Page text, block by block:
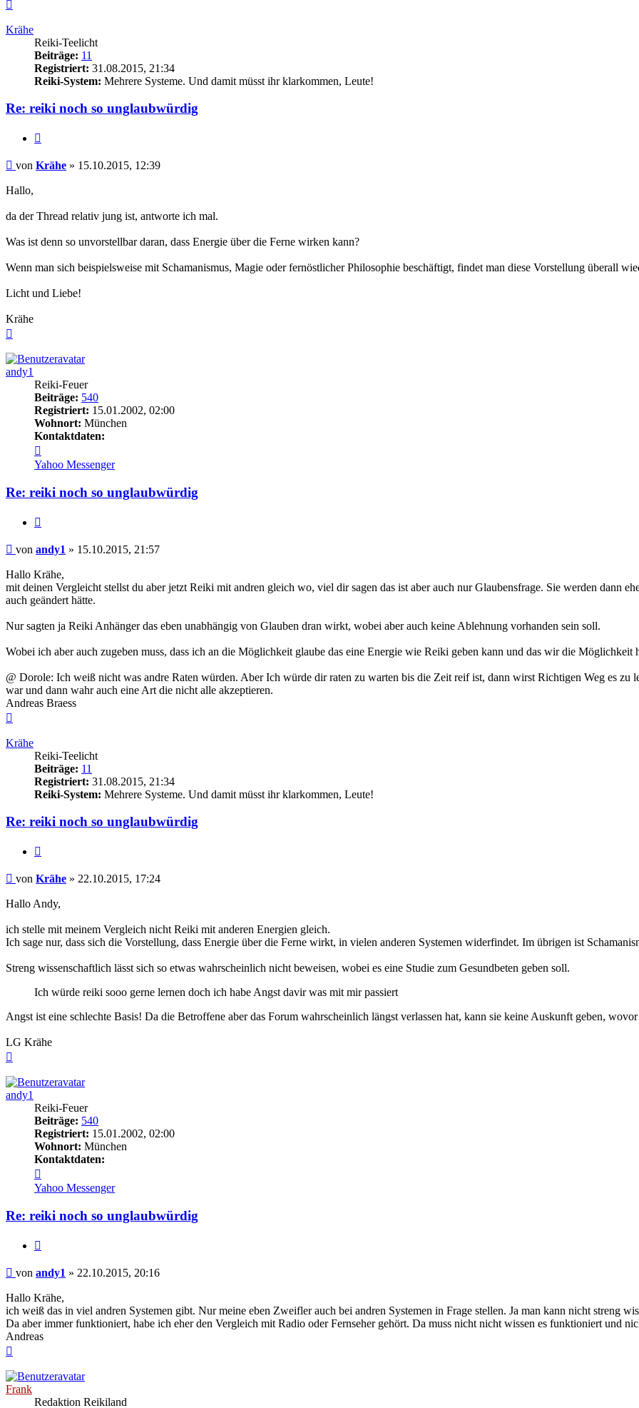
Krähe
Reiki-Teelicht
Beiträge: 11
Registriert: 31.08.2015, 21:34
Reiki-System: Mehrere Systeme. Und damit müsst ihr klarkommen, Leute!
Re: reiki noch so unglaubwürdig
Beitrag
von Krähe » 15.10.2015, 12:39
Hallo,
da der Thread relativ jung ist, antworte ich mal.
Was ist denn so unvorstellbar daran, dass Energie über die Ferne wirken kann?
Wenn man sich beispielsweise mit Schamanismus, Magie oder fernöstlicher Philosophie beschäftigt, findet man diese Vorstellung überall
Licht und Liebe!
Krähe
andy1
Reiki-Feuer
Beiträge: 540
Registriert: 15.01.2002, 02:00
Wohnort: München
Kontaktdaten:
von
andy1
Yahoo Messenger
Re: reiki noch so unglaubwürdig
Beitrag
von andy1 » 15.10.2015, 21:57
Hallo Krähe,
mit deinen Vergleicht stellst du aber jetzt Reiki mit andren gleich wo, viel dir sagen das ist aber auch nur Glaubensfrage. Sie werden dann
auch geändert hätte.
Nur sagten ja Reiki Anhänger das eben unabhängig von Glauben dran wirkt, wobei aber auch keine Ablehnung vorhanden sein soll.
Wobei ich aber auch zugeben muss, dass ich an die Möglichkeit glaube das eine Energie wie Reiki geben kann und das wir die Möglichkeit
@ Dorole: Ich weiß nicht was andre Raten würden. Aber Ich würde dir raten zu warten bis die Zeit reif ist, dann wirst Richtigen Weg es
war und dann wahr auch eine Art die nicht alle akzeptieren.
Andreas Braess
Krähe
Reiki-Teelicht
Beiträge: 11
Registriert: 31.08.2015, 21:34
Reiki-System: Mehrere Systeme. Und damit müsst ihr klarkommen, Leute!
Re: reiki noch so unglaubwürdig
Beitrag
von Krähe » 22.10.2015, 17:24
Hallo Andy,
ich stelle mit meinem Vergleich nicht Reiki mit anderen Energien gleich.
Ich sage nur, dass sich die Vorstellung, dass Energie über die Ferne wirkt, in vielen anderen Systemen widerfindet. Im übrigen ist
Streng wissenschaftlich lässt sich so etwas wahrscheinlich nicht beweisen, wobei es eine Studie zum Gesundbeten geben soll.
Ich würde reiki sooo gerne lernen doch ich habe Angst davir was mit mir passiert
Angst ist eine schlechte Basis! Da die Betroffene aber das Forum wahrscheinlich längst verlassen hat, kann sie keine Auskunft geben,
LG Krähe
andy1
Reiki-Feuer
Beiträge: 540
Registriert: 15.01.2002, 02:00
Wohnort: München
Kontaktdaten:
von
andy1
Yahoo Messenger
Re: reiki noch so unglaubwürdig
Beitrag
von andy1 » 22.10.2015, 20:16
Hallo Krähe,
ich weiß das in viel andren Systemen gibt. Nur meine eben Zweifler auch bei andren Systemen in Frage stellen. Ja man kann nicht streng
Da aber immer funktioniert, habe ich eher den Vergleich mit Radio oder Fernseher gehört. Da muss nicht nicht wissen es funktioniert und
Andreas
Frank
Redaktion Reikiland